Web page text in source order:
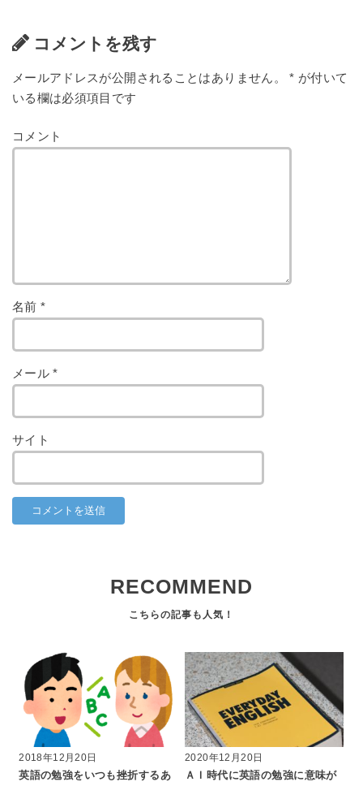
コメントを残す
メールアドレスが公開されることはありません。 * が付いて
いる欄は必須項目です
コメント
名前 *
メール*
サイト
RECOMMEND
2018年12月20日
英語の勉強をいつも挫折するあ
2020年12月20日
ＡＩ時代に英語の勉強に意味が